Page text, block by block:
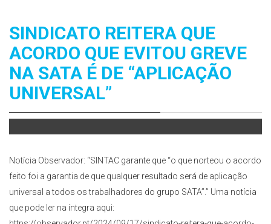
SINDICATO REITERA QUE
ACORDO QUE EVITOU GREVE
NA SATA É DE “APLICAÇÃO
UNIVERSAL”
Notícia Observador: “SINTAC garante que “o que norteou o acordo
feito foi a garantia de que qualquer resultado será de aplicação
universal a todos os trabalhadores do grupo SATA”.” Uma notícia
que pode ler na íntegra aqui: